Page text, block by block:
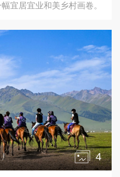
宜居宜业和美乡村画卷。
4